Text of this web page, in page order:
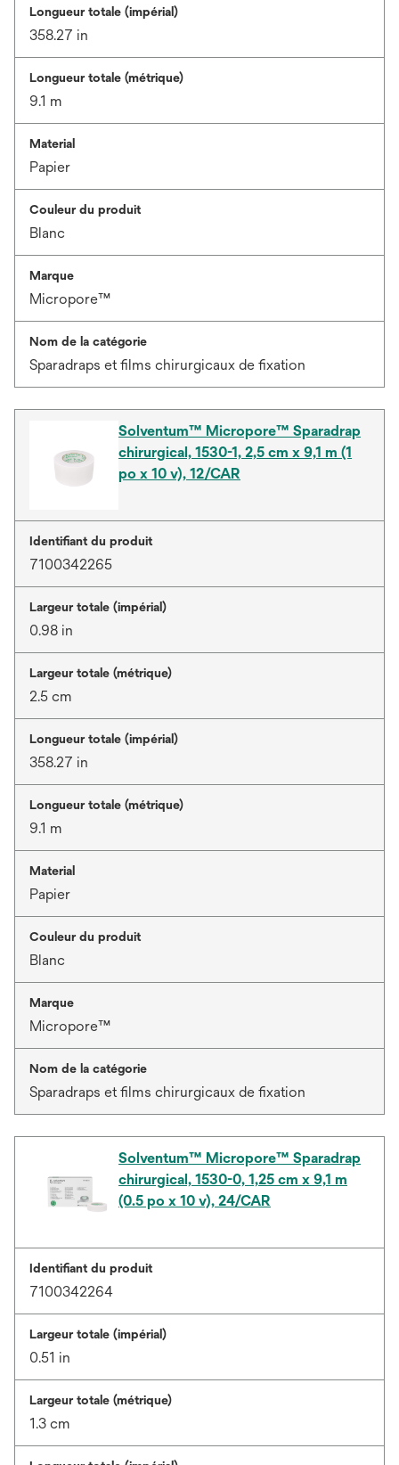
Longueur totale (impérial)
358.27 in
Longueur totale (métrique)
9.1 m
Material
Papier
Couleur du produit
Blanc
Marque
Micropore™
Nom de la catégorie
Sparadraps et films chirurgicaux de fixation
Solventum™ Micropore™ Sparadrap
chirurgical, 1530-1, 2,5 cm x 9,1 m (1
po x 10 v), 12/CAR
Identifiant du produit
7100342265
Largeur totale (impérial)
0.98 in
Largeur totale (métrique)
2.5 cm
Longueur totale (impérial)
358.27 in
Longueur totale (métrique)
9.1 m
Material
Papier
Couleur du produit
Blanc
Marque
Micropore™
Nom de la catégorie
Sparadraps et films chirurgicaux de fixation
Solventum™ Micropore™ Sparadrap
chirurgical, 1530-0, 1,25 cm x 9,1 m
(0.5 po x 10 v), 24/CAR
Identifiant du produit
7100342264
Largeur totale (impérial)
0.51 in
Largeur totale (métrique)
1.3 cm